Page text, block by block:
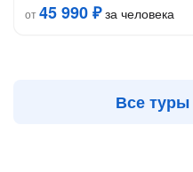
от45 990 ₽за человека
Все